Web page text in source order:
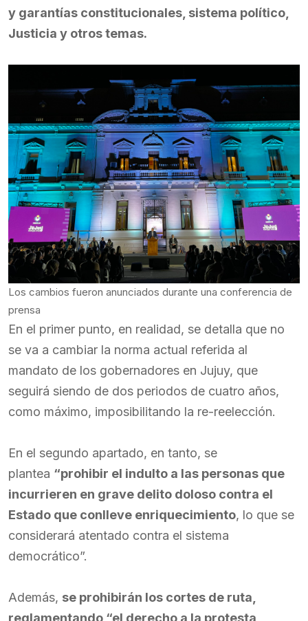
y garantías constitucionales, sistema político,
Justicia y otros temas.
Los cambios fueron anunciados durante una conferencia de
prensa
En el primer punto, en realidad, se detalla que no
se va a cambiar la norma actual referida al
mandato de los gobernadores en Jujuy, que
seguirá siendo de dos periodos de cuatro años,
como máximo, imposibilitando la re-reelección.
En el segundo apartado, en tanto, se
plantea “prohibir el indulto a las personas que
incurrieren en grave delito doloso contra el
Estado que conlleve enriquecimiento, lo que se
considerará atentado contra el sistema
democrático”.
Además, se prohibirán los cortes de ruta,
reglamentando “el derecho a la protesta